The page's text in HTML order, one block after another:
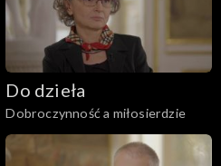
Do dzieła
Dobroczynność a miłosierdzie